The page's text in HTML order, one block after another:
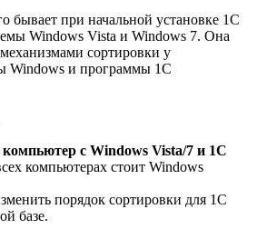
бывает при начальной установке 1С
Windows Vista и Windows 7. Она
сортировки у
Windows и программы 1С
с Windows Vista/7 и 1С
компьютерах стоит Windows
порядок сортировки для 1С
базе.